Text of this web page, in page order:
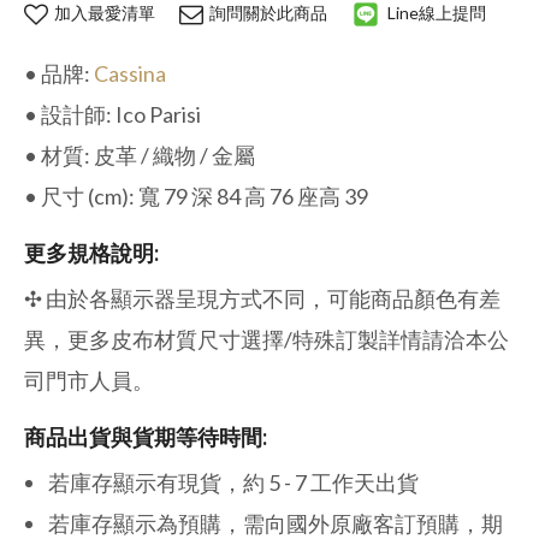
加入最愛清單 詢問關於此商品 Line線上提問
• 品牌: Cassina
• 設計師: Ico Parisi
• 材質: 皮革 / 織物 / 金屬
• 尺寸 (cm): 寬 79 深 84 高 76 座高 39
更多規格說明:
✣由於各顯示器呈現方式不同，可能商品顏色有差
異，更多皮布材質尺寸選擇/特殊訂製詳情請洽本公
司門市人員。
商品出貨與貨期等待時間:
若庫存顯示有現貨，約 5 - 7 工作天出貨
若庫存顯示為預購，需向國外原廠客訂預購，期